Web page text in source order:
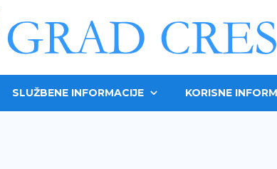
SLUŽBENE INFORMACIJE KORISNE